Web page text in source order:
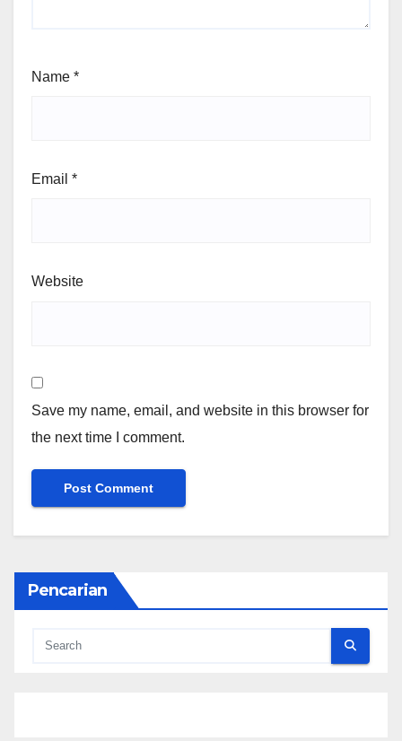
Name *
Email *
Website
Save my name, email, and website in this browser for
the next time I comment.
Pencarian